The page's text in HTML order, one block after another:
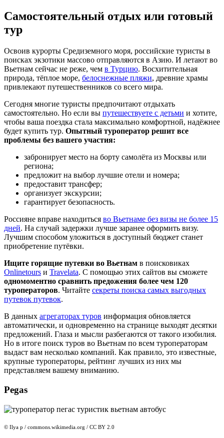
Самостоятельный отдых или готовый
тур
Освоив курорты Средиземного моря, российские туристы в
поисках экзотики массово отправляются в Азию. И летают во
Вьетнам сейчас не реже, чем в Турцию. Восхитительная
природа, тёплое море, белоснежные пляжи, древние храмы
привлекают путешественников со всего мира.
Сегодня многие туристы предпочитают отдыхать
самостоятельно. Но если вы путешествуете с детьми и хотите,
чтобы ваша поездка стала максимально комфортной, надёжнее
будет купить тур. Опытный туроператор решит все
проблемы без вашего участия:
забронирует место на борту самолёта из Москвы или
региона;
предложит на выбор лучшие отели и номера;
предоставит трансфер;
организует экскурсии;
гарантирует безопасность.
Россияне вправе находиться во Вьетнаме без визы не более 15
дней. На случай задержки лучше заранее оформить визу.
Лучшим способом уложиться в доступный бюджет станет
приобретение путёвки.
Ищите горящие путевки во Вьетнам в поисковиках
Onlinetours и Travelata. С помощью этих сайтов вы сможете
одномоментно сравнить предожения более чем 120
туроператоров. Читайте секреты поиска самых выгодных
путевок путевок.
В данных агрегаторах туров информация обновляется
автоматически, и одновременно на странице выходят десятки
предложений. Глаза и мысли разбегаются от такого изобилия.
Но в итоге поиск туров во Вьетнам по всем туроператорам
выдаст вам несколько компаний. Как правило, это известные,
крупные туроператоры, рейтинг лучших из них мы
представляем вашему вниманию.
Pegas
© Ilya p / commons.wikimedia.org / CC BY 2.0